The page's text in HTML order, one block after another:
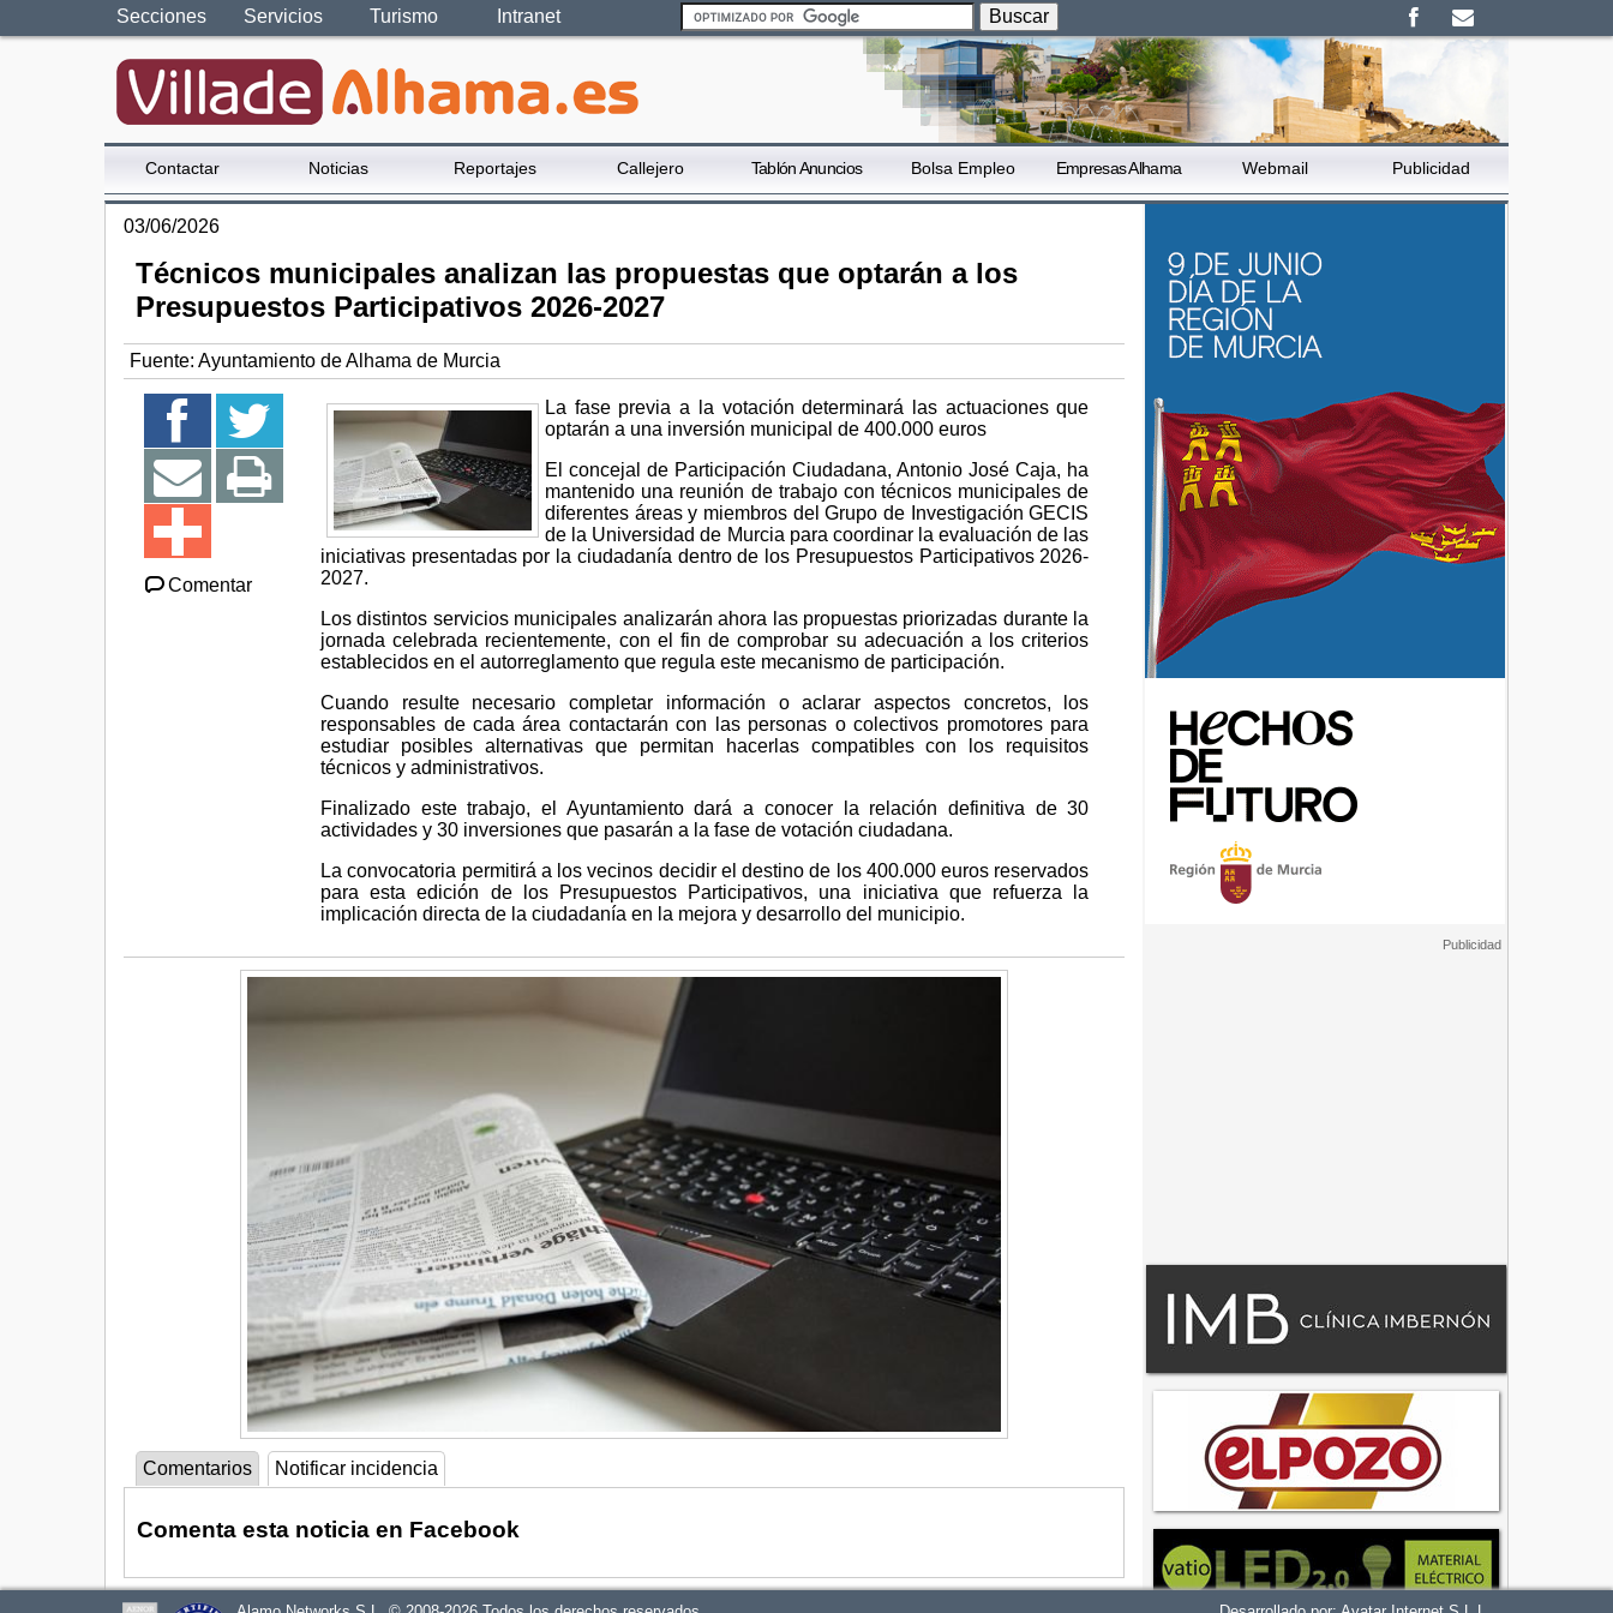
Secciones Servicios Turismo Intranet
Contactar Noticias Reportajes Callejero Tablón Anuncios Bolsa Empleo Empresas Alhama Webmail Publicidad
03/06/2026
Técnicos municipales analizan las propuestas que optarán a los
Presupuestos Participativos 2026-2027
Fuente: Ayuntamiento de Alhama de Murcia
Comentar
La fase previa a la votación determinará las actuaciones que
optarán a una inversión municipal de 400.000 euros
El concejal de Participación Ciudadana, Antonio José Caja, ha
mantenido una reunión de trabajo con técnicos municipales de
diferentes áreas y miembros del Grupo de Investigación GECIS
de la Universidad de Murcia para coordinar la evaluación de las
iniciativas presentadas por la ciudadanía dentro de los Presupuestos Participativos 2026-
2027.
Los distintos servicios municipales analizarán ahora las propuestas priorizadas durante la
jornada celebrada recientemente, con el fin de comprobar su adecuación a los criterios
establecidos en el autorreglamento que regula este mecanismo de participación.
Cuando resulte necesario completar información o aclarar aspectos concretos, los
responsables de cada área contactarán con las personas o colectivos promotores para
estudiar posibles alternativas que permitan hacerlas compatibles con los requisitos
técnicos y administrativos.
Finalizado este trabajo, el Ayuntamiento dará a conocer la relación definitiva de 30
actividades y 30 inversiones que pasarán a la fase de votación ciudadana.
La convocatoria permitirá a los vecinos decidir el destino de los 400.000 euros reservados
para esta edición de los Presupuestos Participativos, una iniciativa que refuerza la
implicación directa de la ciudadanía en la mejora y desarrollo del municipio.
Comentarios Notificar incidencia
Comenta esta noticia en Facebook